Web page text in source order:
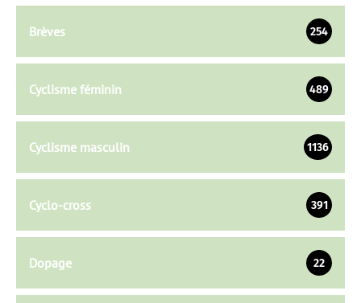
Brèves 254
Cyclisme féminin 489
Cyclisme masculin 1136
Cyclo-cross 391
Dopage 22